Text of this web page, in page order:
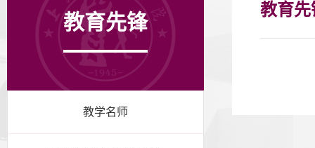
教育先锋
教学名师
教育先